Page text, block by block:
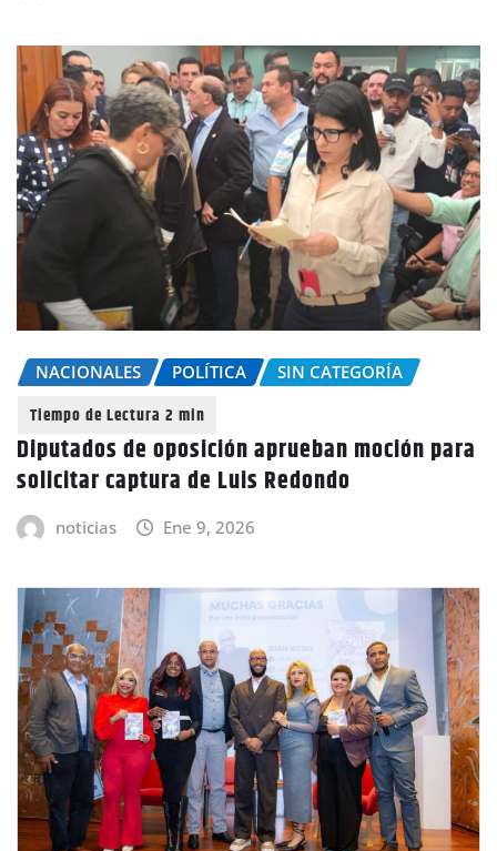
NACIONALES POLÍTICA SIN CATEGORÍA
Diputados de oposición aprueban moción para
solicitar captura de Luis Redondo
noticias Ene 9, 2026